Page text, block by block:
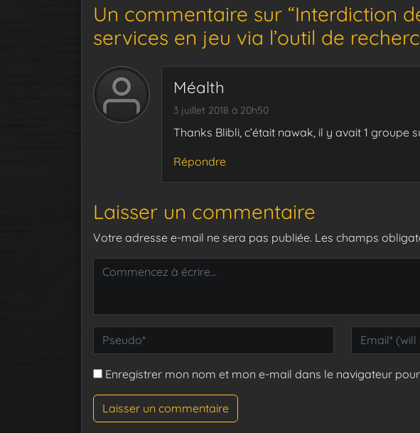
Un commentaire sur “Interdiction
services en jeu via l’outil de
Méalth
3 juillet 2018 à 20h50
Thanks Blibli, c’était nawak, il y avait 1 groupe
Répondre
Laisser un commentaire
Votre adresse e-mail ne sera pas publiée. Les champs
Enregistrer mon nom et mon e-mail dans le navigateur